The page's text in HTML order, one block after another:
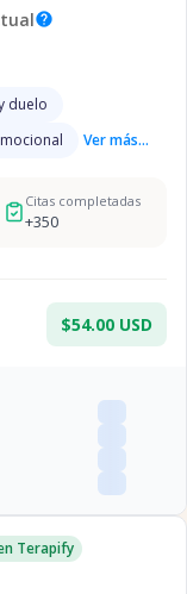
help
duelo
Ver más...
Citas completadas
+350
$54.00 USD
Terapify